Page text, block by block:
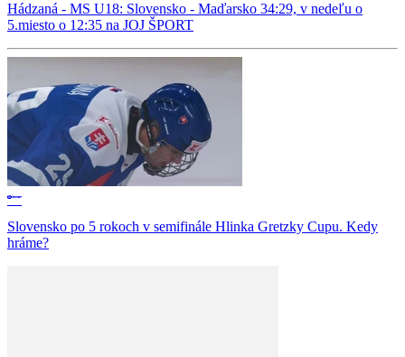
Hádzaná - MS U18: Slovensko - Maďarsko 34:29, v nedeľu o
5.miesto o 12:35 na JOJ ŠPORT
Slovensko po 5 rokoch v semifinále Hlinka Gretzky Cupu. Kedy
hráme?